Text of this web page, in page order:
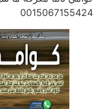
0015067155424